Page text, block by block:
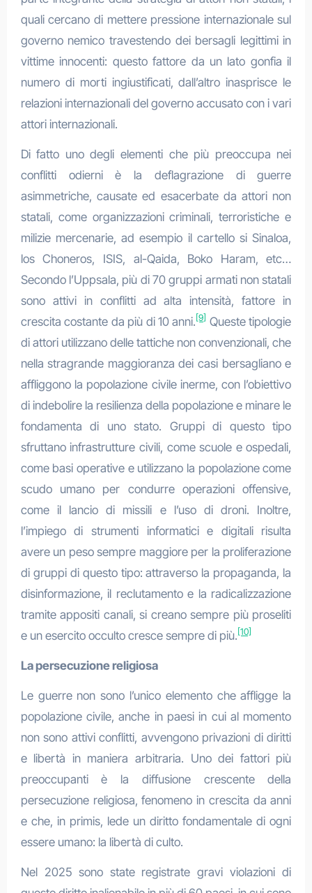
quali cercano di mettere pressione internazionale sul
governo nemico travestendo dei bersagli legittimi in
vittime innocenti: questo fattore da un lato gonfia il
numero di morti ingiustificati, dall’altro inasprisce le
relazioni internazionali del governo accusato con i vari
attori internazionali.
Di fatto uno degli elementi che più preoccupa nei
conflitti odierni è la deflagrazione di guerre
asimmetriche, causate ed esacerbate da attori non
statali, come organizzazioni criminali, terroristiche e
milizie mercenarie, ad esempio il cartello si Sinaloa,
los Choneros, ISIS, al-Qaida, Boko Haram, etc…
Secondo l’Uppsala, più di 70 gruppi armati non statali
sono attivi in conflitti ad alta intensità, fattore in
crescita costante da più di 10 anni. [9] Queste tipologie
di attori utilizzano delle tattiche non convenzionali, che
nella stragrande maggioranza dei casi bersagliano e
affliggono la popolazione civile inerme, con l’obiettivo
di indebolire la resilienza della popolazione e minare le
fondamenta di uno stato. Gruppi di questo tipo
sfruttano infrastrutture civili, come scuole e ospedali,
come basi operative e utilizzano la popolazione come
scudo umano per condurre operazioni offensive,
come il lancio di missili e l’uso di droni. Inoltre,
l’impiego di strumenti informatici e digitali risulta
avere un peso sempre maggiore per la proliferazione
di gruppi di questo tipo: attraverso la propaganda, la
disinformazione, il reclutamento e la radicalizzazione
tramite appositi canali, si creano sempre più proseliti
e un esercito occulto cresce sempre di più.[10]
La persecuzione religiosa
Le guerre non sono l’unico elemento che affligge la
popolazione civile, anche in paesi in cui al momento
non sono attivi conflitti, avvengono privazioni di diritti
e libertà in maniera arbitraria. Uno dei fattori più
preoccupanti è la diffusione crescente della
persecuzione religiosa, fenomeno in crescita da anni
e che, in primis, lede un diritto fondamentale di ogni
essere umano: la libertà di culto.
Nel 2025 sono state registrate gravi violazioni di